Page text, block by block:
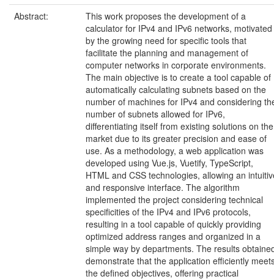
Abstract:
This work proposes the development of a
calculator for IPv4 and IPv6 networks, motivated
by the growing need for specific tools that
facilitate the planning and management of
computer networks in corporate environments.
The main objective is to create a tool capable of
automatically calculating subnets based on the
number of machines for IPv4 and considering
number of subnets allowed for IPv6,
differentiating itself from existing solutions on the
market due to its greater precision and ease of
use. As a methodology, a web application was
developed using Vue.js, Vuetify, TypeScript,
HTML and CSS technologies, allowing an
and responsive interface. The algorithm
implemented the project considering technical
specificities of the IPv4 and IPv6 protocols,
resulting in a tool capable of quickly providing
optimized address ranges and organized in a
simple way by departments. The results
demonstrate that the application efficiently
the defined objectives, offering practical